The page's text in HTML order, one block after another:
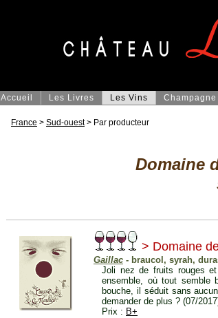
Accueil Les Livres Les Vins Champagne
France > Sud-ouest> Par producteur
Domaine
> Domaine
Gaillac - braucol, syrah,
Joli nez de fruits rouges
ensemble, où tout semble
bouche, il séduit sans
demander de plus ? (07/
Prix : B+